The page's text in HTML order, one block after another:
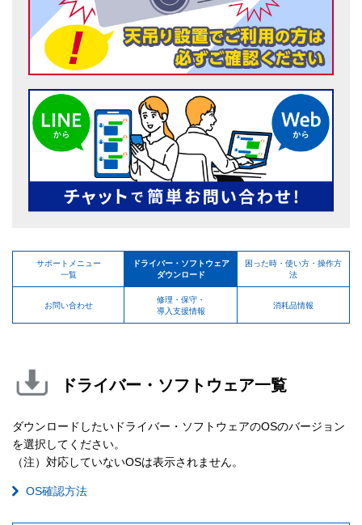
サポートメニュー
一覧
ドライバー・ソフトウェア
ダウンロード
困った時・使い方・操作方
法
お問い合わせ
修理・保守・
導入支援情報
消耗品情報
ドライバー・ソフトウェア一覧
ダウンロードしたいドライバー・ソフトウェアのOSのバージョン
を選択してください。
（注）対応していないOSは表示されません。
OS確認方法